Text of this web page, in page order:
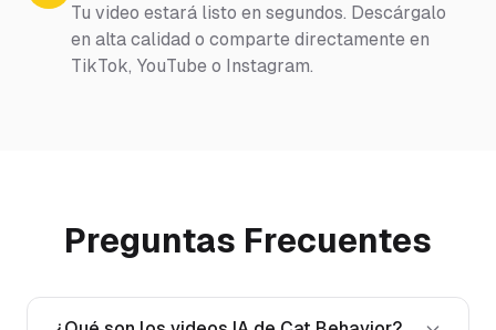
Tu video estará listo en segundos. Descárgalo
en alta calidad o comparte directamente en
TikTok, YouTube o Instagram.
Preguntas Frecuentes